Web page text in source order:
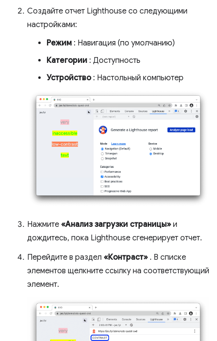
Создайте отчет Lighthouse со следующими
настройками:
Режим : Навигация (по умолчанию)
Категории : Доступность
Устройство: Настольный компьютер
Нажмите «Анализ загрузки страницы» и
дождитесь, пока Lighthouse сгенерирует отчет.
Перейдите в раздел «Контраст» . В списке
элементов щелкните ссылку на соответствующий
элемент.